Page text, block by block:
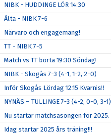
NIBK - HUDDINGE LÖR 14:30
Älta - NIBK 7-6
Närvaro och engagemang!
TT - NIBK 7-5
Match vs TT borta 19:30 Söndag!
NIBK - Skogås 7-3 (4-1, 1-2, 2-0)
Inför Skogås Lördag 12:15 Kvarnis!!
NYNÄS – TULLINGE 7-3 (4-2, 0-0, 3-1)
Nu startar matchsäsongen för 2025.
Idag startar 2025 års träning!!!